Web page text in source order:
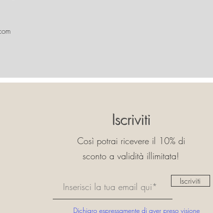
Iscriviti
Così potrai ricevere il 10% di
sconto a validità illimitata!
Iscriviti
Dichiaro espressamente di aver preso visione